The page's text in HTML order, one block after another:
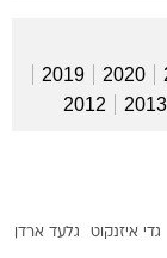
2020
2019
2013
2012
גדי איזנקוט גלעד ארדן